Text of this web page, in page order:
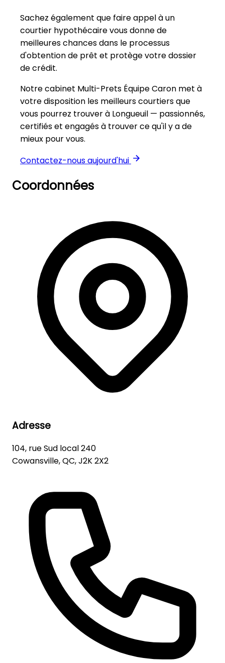
Sachez également que faire appel à un
courtier hypothécaire vous donne de
meilleures chances dans le processus
d'obtention de prêt et protège votre dossier
de crédit.
Notre cabinet Multi-Prets Équipe Caron met à
votre disposition les meilleurs courtiers que
vous pourrez trouver à Longueuil — passionnés,
certifiés et engagés à trouver ce qu'il y a de
mieux pour vous.
Contactez-nous aujourd'hui
Coordonnées
Adresse
104, rue Sud local 240
Cowansville, QC, J2K 2X2